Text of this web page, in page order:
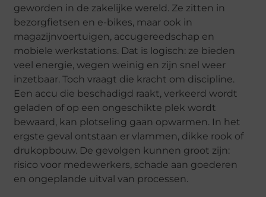
geworden in de zakelijke wereld. Ze zitten in
bezorgfietsen en e-bikes, maar ook in
magazijnvoertuigen, accugereedschap en
mobiele werkstations. Dat is logisch: ze bieden
veel energie, wegen weinig en zijn snel weer
inzetbaar. Toch vraagt die kracht om discipline.
Een accu die beschadigd raakt, verkeerd wordt
geladen of op een ongeschikte plek wordt
bewaard, kan plotseling gaan opwarmen. In het
ergste geval ontstaan er vlammen, dikke rook of
drukopbouw. De gevolgen kunnen groot zijn:
risico voor medewerkers, schade aan goederen
en ongeplande uitval van processen.